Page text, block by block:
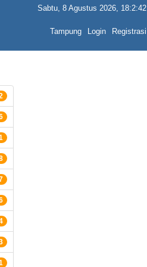
Sabtu, 8 Agustus 2026, 18:2:42
Tampung Login Registrasi